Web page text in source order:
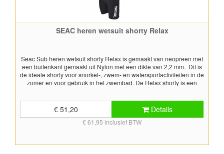
SEAC heren wetsuit shorty Relax
Seac Sub heren wetsuit shorty Relax is gemaakt van neopreen met
een buitenkant gemaakt uit Nylon met een dikte van 2,2 mm. Dit is
de ideale shorty voor snorkel-, zwem- en watersportactiviteiten in de
zomer en voor gebruik in het zwembad. De Relax shorty is een
€ 51,20 Details
€ 61,95 inclusief BTW